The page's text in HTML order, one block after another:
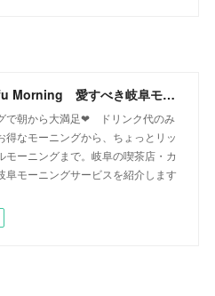
LOVE ❤ Gifu Morning 愛すべき岐阜モーニング♪
で朝から大満足❤ ドリンク代のみ
得なモーニングから、ちょっとリッ
モーニングまで。岐阜の喫茶店・カ
モーニングサービスを紹介します